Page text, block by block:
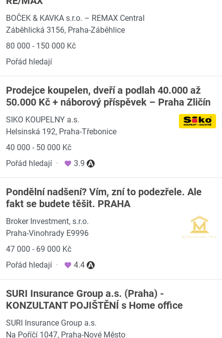
BOČEK & KAVKA s.r.o. – REMAX Central
Záběhlická 3156, Praha-Záběhlice
80 000 - 150 000 Kč
Pořád hledají
Prodejce koupelen, dveří a podlah 40.000 až
50.000 Kč + náborový příspěvek – Praha Zličín
SIKO KOUPELNY a.s.
Helsinská 192, Praha-Třebonice
40 000 - 50 000 Kč
Pořád hledají · 3.9
Pondělní nadšení? Vím, zní to podezřele. Ale
fakt se budete těšit. PRAHA
Broker Investment, s.r.o.
Praha-Vinohrady E9996
47 000 - 69 000 Kč
Pořád hledají · 4.4
SURI Insurance Group a.s. (Praha) -
KONZULTANT POJIŠTĚNÍ s Home office
SURI Insurance Group a.s.
Na Poříčí 1047, Praha-Nové Město